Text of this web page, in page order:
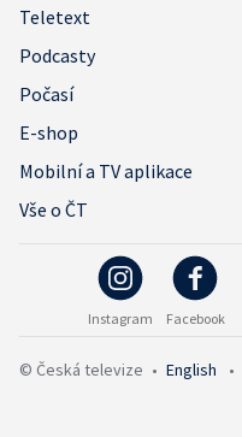
Teletext
Podcasty
Počasí
E-shop
Mobilní a TV aplikace
Vše o ČT
Instagram Facebook
© Česká televize • English •